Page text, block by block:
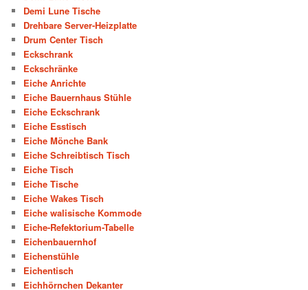
Demi Lune Tische
Drehbare Server-Heizplatte
Drum Center Tisch
Eckschrank
Eckschränke
Eiche Anrichte
Eiche Bauernhaus Stühle
Eiche Eckschrank
Eiche Esstisch
Eiche Mönche Bank
Eiche Schreibtisch Tisch
Eiche Tisch
Eiche Tische
Eiche Wakes Tisch
Eiche walisische Kommode
Eiche-Refektorium-Tabelle
Eichenbauernhof
Eichenstühle
Eichentisch
Eichhörnchen Dekanter